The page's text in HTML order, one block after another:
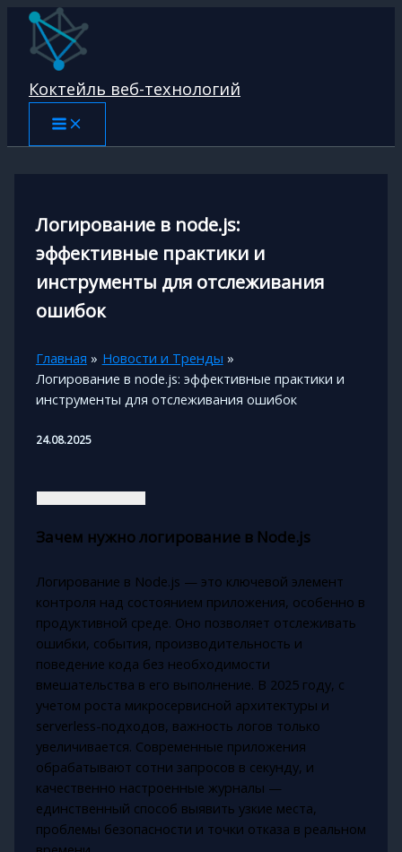
Перейти
содержимому
Коктейль веб-технологий
Логирование в node.js:
эффективные практики и
инструменты для отслеживания
ошибок
Главная
Новости и Тренды
Логирование в node.js: эффективные практики и
инструменты для отслеживания ошибок
24.08.2025
Зачем нужно логирование в Node.js
Логирование в Node.js — это ключевой элемент
контроля над состоянием приложения, особенно в
продуктивной среде. Оно позволяет отслеживать
ошибки, события, производительность и
поведение кода без необходимости
вмешательства в его выполнение. В 2025 году, с
учетом роста микросервисной архитектуры и
serverless-подходов, важность логов только
увеличивается. Современные приложения
обрабатывают сотни запросов в секунду, и
качественно настроенные журналы —
единственный способ выявить узкие места,
проблемы безопасности и точки отказа в реальном